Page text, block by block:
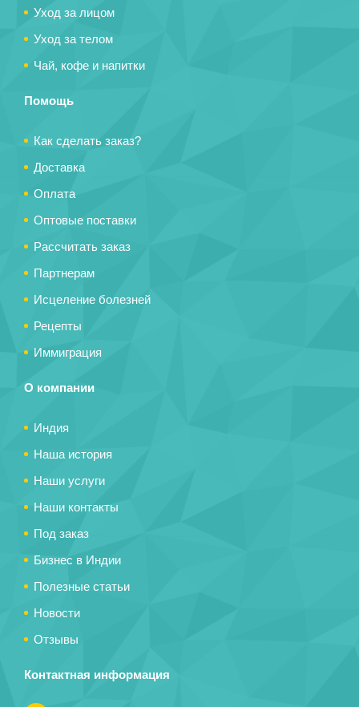
Уход за лицом
Уход за телом
Чай, кофе и напитки
Помощь
Как сделать заказ?
Доставка
Оплата
Оптовые поставки
Рассчитать заказ
Партнерам
Исцеление болезней
Рецепты
Иммиграция
О компании
Индия
Наша история
Наши услуги
Наши контакты
Под заказ
Бизнес в Индии
Полезные статьи
Новости
Отзывы
Контактная информация